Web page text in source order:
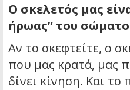
Ο σκελετός μας
ήρωας” του
Αν το σκεφτείτε, ο
που μας κρατά, μας
δίνει κίνηση. Και